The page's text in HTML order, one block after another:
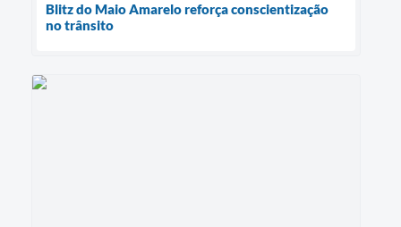
Blitz do Maio Amarelo reforça conscientização
no trânsito